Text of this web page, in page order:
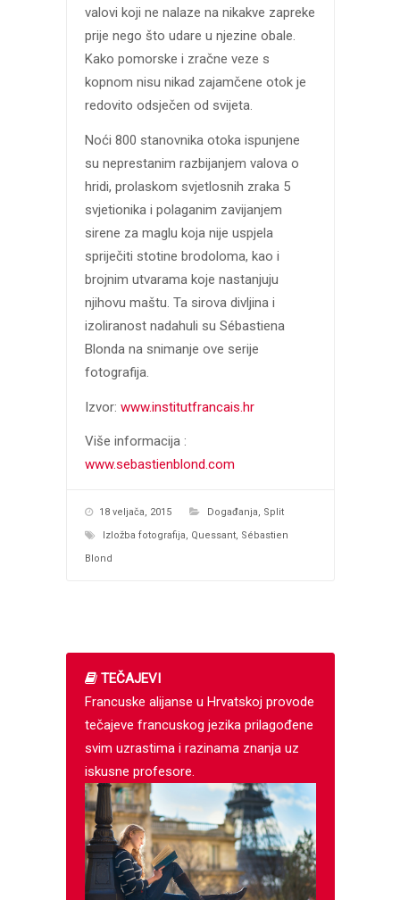
valovi koji ne nalaze na nikakve zapreke
prije nego što udare u njezine obale.
Kako pomorske i zračne veze s
kopnom nisu nikad zajamčene otok je
redovito odsječen od svijeta.
Noći 800 stanovnika otoka ispunjene
su neprestanim razbijanjem valova o
hridi, prolaskom svjetlosnih zraka 5
svjetionika i polaganim zavijanjem
sirene za maglu koja nije uspjela
spriječiti stotine brodoloma, kao i
brojnim utvarama koje nastanjuju
njihovu maštu. Ta sirova divljina i
izoliranost nadahuli su Sébastiena
Blonda na snimanje ove serije
fotografija.
Izvor: www.institutfrancais.hr
Više informacija :
www.sebastienblond.com
18 veljača, 2015 Događanja, Split
Izložba fotografija, Quessant, Sébastien
Blond
TEČAJEVI
Francuske alijanse u Hrvatskoj provode
tečajeve francuskog jezika prilagođene
svim uzrastima i razinama znanja uz
iskusne profesore.